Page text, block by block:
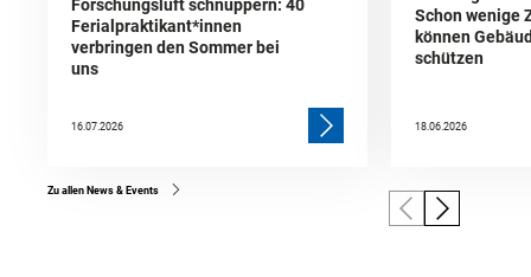
Forschungsluft schnuppern: 40
Ferialpraktikant*innen
verbringen den Sommer bei
uns
16.07.2026
Schon wenige
können
schützen
18.06.2026
Zu allen News & Events